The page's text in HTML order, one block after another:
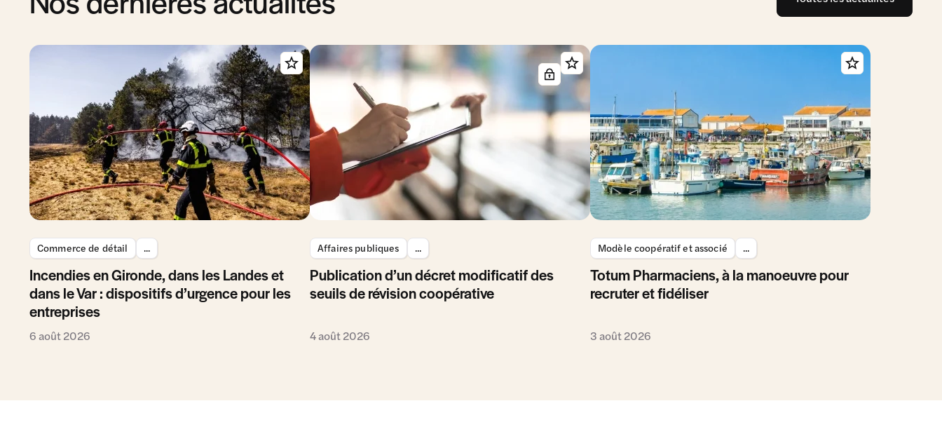
Commerce de détail ...
Incendies en Gironde, dans les Landes et
dans le Var : dispositifs d’urgence pour les
entreprises
6 août 2026
Affaires publiques ...
Publication d’un décret modificatif des
seuils de révision coopérative
4 août 2026
Modèle coopératif et associé ...
Totum Pharmaciens, à la manoeuvre pour
recruter et fidéliser
3 août 2026